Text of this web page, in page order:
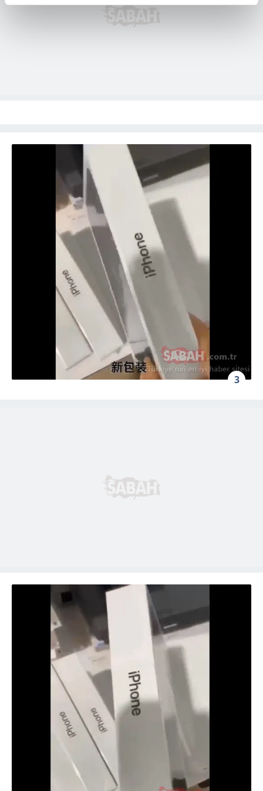
reklamların maliyetlerimizi karşılamak noktasında tek gelir
kalemimiz olduğunu sizlere hatırlatmak isteriz.
verileriniz işlenmekte olup gerekli olan çerezler bilgi
toplumu hizmetlerinin sunulması amacıyla
kullanılmaktadır. Diğer çerezler, sitemizin daha işlevsel
kılınması ve kişiselleştirilmesi ve sizlere yönelik
reklam/pazarlama faaliyetlerinin yapılması, amaçlarıyla
sınırlı olarak açık rızanız dahilinde kullanılacaktır.
Çerezlere ilişkin tercihlerinizi aşağıda yer alan panel
vasıtasıyla belirleyebilirsiniz. Çerezlere ilişkin detaylı bilgi
için Ayarlar butonuna tıklayabilir,Çerez Bilgilendirme
ziyaret edebilirsiniz.
6698 sayılı Kişisel Verilerin Korunması Kanunu uyarınca
hazırlanmış Aydınlatma Metnimizi okumak ve sitemizde
ilgili mevzuata uygun olarak kullanılan çerezlerle ilgili bilgi
almak için lütfentıklayınız.
3